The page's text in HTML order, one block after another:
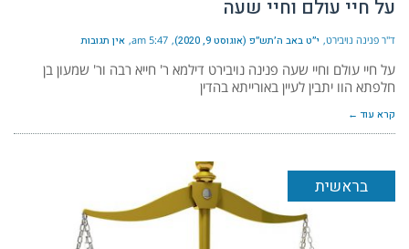
על חיי עולם וחיי שעה
ד"ר פנינה נויבירט י״ט באב ה׳תש״פ (אוגוסט 9, 2020) 5:47 am אין תגובות
על חיי עולם וחיי שעה פנינה נויבירט דילמא ר' חייא רבה ור' שמעון בן
חלפתא הוו יתבין לעיין באורייתא בהדין
קרא עוד ←
בראשית